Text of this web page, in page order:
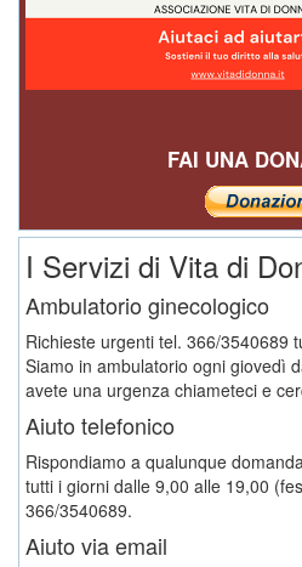
FAI UNA
I Servizi di Vita di
Ambulatorio ginecologico
Richieste urgenti tel. 366/3540689
Siamo in ambulatorio ogni giovedì
avete una urgenza chiameteci e
Aiuto telefonico
Rispondiamo a qualunque
tutti i giorni dalle 9,00 alle 19,00
366/3540689.
Aiuto via email